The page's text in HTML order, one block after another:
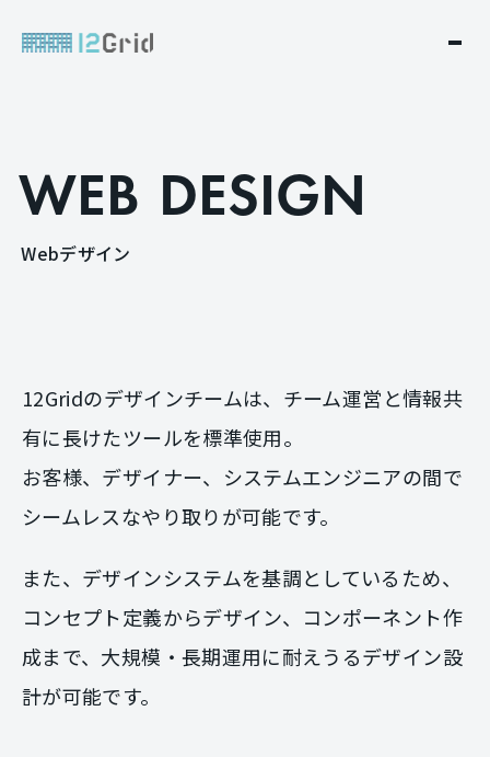
WEB DESIGN
Webデザイン
12Gridのデザインチームは、チーム運営と情報共
有に長けたツールを標準使用。
お客様、デザイナー、システムエンジニアの間で
シームレスなやり取りが可能です。
また、デザインシステムを基調としているため、
コンセプト定義からデザイン、コンポーネント作
成まで、大規模・長期運用に耐えうるデザイン設
計が可能です。